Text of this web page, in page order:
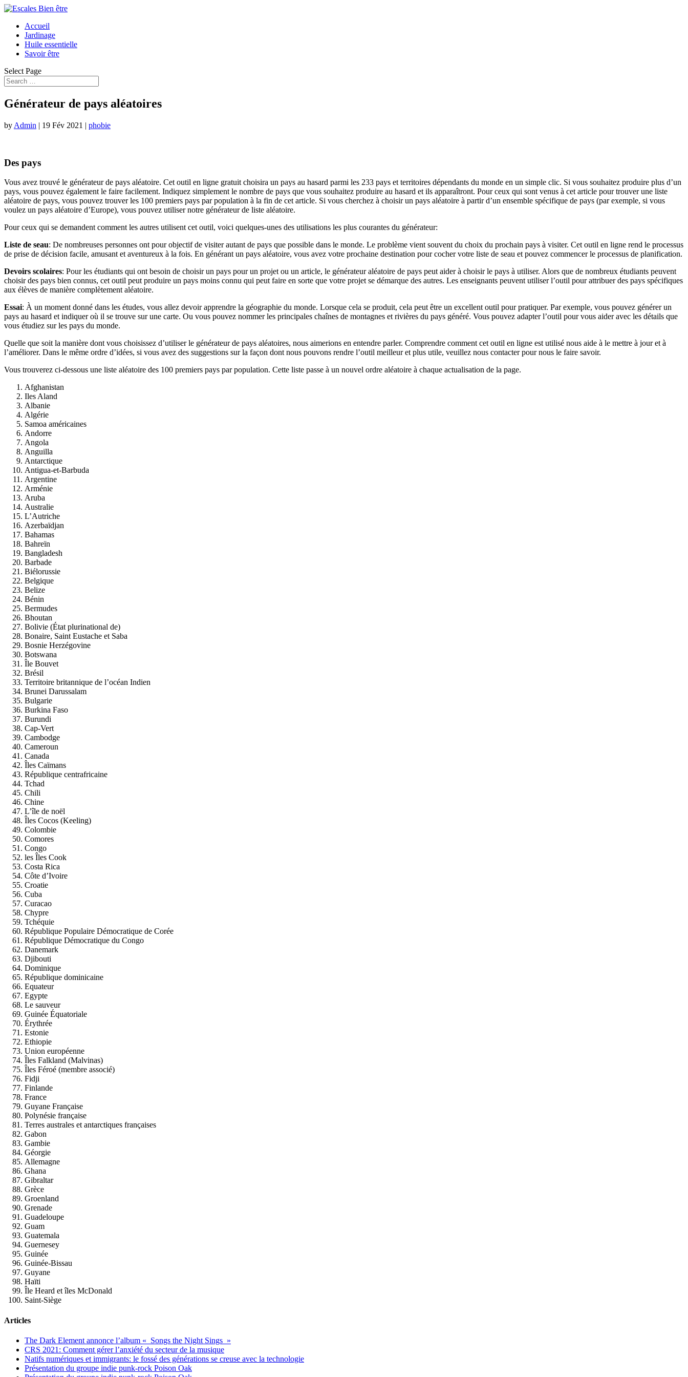
Accueil
Jardinage
Huile essentielle
Savoir être
Select Page
Générateur de pays aléatoires
by Admin | 19 Fév 2021 | phobie
Des pays
Vous avez trouvé le générateur de pays aléatoire. Cet outil en ligne gratuit choisira un pays au hasard parmi les 233 pays et territoires dépendants du monde en un simple clic. Si vous souhaitez produire plus d’un
pays, vous pouvez également le faire facilement. Indiquez simplement le nombre de pays que vous souhaitez produire au hasard et ils apparaîtront. Pour ceux qui sont venus à cet article pour trouver une liste
aléatoire de pays, vous pouvez trouver les 100 premiers pays par population à la fin de cet article. Si vous cherchez à choisir un pays aléatoire à partir d’un ensemble spécifique de pays (par exemple, si vous
voulez un pays aléatoire d’Europe), vous pouvez utiliser notre générateur de liste aléatoire.
Pour ceux qui se demandent comment les autres utilisent cet outil, voici quelques-unes des utilisations les plus courantes du générateur:
Liste de seau: De nombreuses personnes ont pour objectif de visiter autant de pays que possible dans le monde. Le problème vient souvent du choix du prochain pays à visiter. Cet outil en ligne rend le processus
de prise de décision facile, amusant et aventureux à la fois. En générant un pays aléatoire, vous avez votre prochaine destination pour cocher votre liste de seau et pouvez commencer le processus de planification.
Devoirs scolaires: Pour les étudiants qui ont besoin de choisir un pays pour un projet ou un article, le générateur aléatoire de pays peut aider à choisir le pays à utiliser. Alors que de nombreux étudiants peuvent
choisir des pays bien connus, cet outil peut produire un pays moins connu qui peut faire en sorte que votre projet se démarque des autres. Les enseignants peuvent utiliser l’outil pour attribuer des pays spécifiques
aux élèves de manière complètement aléatoire.
Essai: À un moment donné dans les études, vous allez devoir apprendre la géographie du monde. Lorsque cela se produit, cela peut être un excellent outil pour pratiquer. Par exemple, vous pouvez générer un
pays au hasard et indiquer où il se trouve sur une carte. Ou vous pouvez nommer les principales chaînes de montagnes et rivières du pays généré. Vous pouvez adapter l’outil pour vous aider avec les détails que
vous étudiez sur les pays du monde.
Quelle que soit la manière dont vous choisissez d’utiliser le générateur de pays aléatoires, nous aimerions en entendre parler. Comprendre comment cet outil en ligne est utilisé nous aide à le mettre à jour et à
l’améliorer. Dans le même ordre d’idées, si vous avez des suggestions sur la façon dont nous pouvons rendre l’outil meilleur et plus utile, veuillez nous contacter pour nous le faire savoir.
Vous trouverez ci-dessous une liste aléatoire des 100 premiers pays par population. Cette liste passe à un nouvel ordre aléatoire à chaque actualisation de la page.
Afghanistan
Iles Aland
Albanie
Algérie
Samoa américaines
Andorre
Angola
Anguilla
Antarctique
Antigua-et-Barbuda
Argentine
Arménie
Aruba
Australie
L’Autriche
Azerbaïdjan
Bahamas
Bahreïn
Bangladesh
Barbade
Biélorussie
Belgique
Belize
Bénin
Bermudes
Bhoutan
Bolivie (État plurinational de)
Bonaire, Saint Eustache et Saba
Bosnie Herzégovine
Botswana
Île Bouvet
Brésil
Territoire britannique de l’océan Indien
Brunei Darussalam
Bulgarie
Burkina Faso
Burundi
Cap-Vert
Cambodge
Cameroun
Canada
Îles Caïmans
République centrafricaine
Tchad
Chili
Chine
L’île de noël
Îles Cocos (Keeling)
Colombie
Comores
Congo
les Îles Cook
Costa Rica
Côte d’Ivoire
Croatie
Cuba
Curacao
Chypre
Tchéquie
République Populaire Démocratique de Corée
République Démocratique du Congo
Danemark
Djibouti
Dominique
République dominicaine
Equateur
Egypte
Le sauveur
Guinée Équatoriale
Érythrée
Estonie
Ethiopie
Union européenne
Îles Falkland (Malvinas)
Îles Féroé (membre associé)
Fidji
Finlande
France
Guyane Française
Polynésie française
Terres australes et antarctiques françaises
Gabon
Gambie
Géorgie
Allemagne
Ghana
Gibraltar
Grèce
Groenland
Grenade
Guadeloupe
Guam
Guatemala
Guernesey
Guinée
Guinée-Bissau
Guyane
Haïti
Île Heard et îles McDonald
Saint-Siège
Articles
The Dark Element annonce l’album « Songs the Night Sings »
CRS 2021: Comment gérer l’anxiété du secteur de la musique
Natifs numériques et immigrants: le fossé des générations se creuse avec la technologie
Présentation du groupe indie punk-rock Poison Oak